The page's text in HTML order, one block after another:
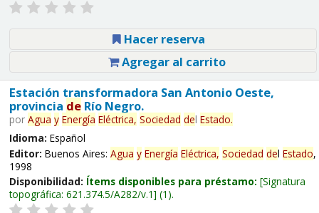
Hacer reserva
Agregar al carrito
Estación transformadora San Antonio Oeste,
provincia deRío Negro.
por Agua y Energía Eléctrica, Sociedad del Estado.
Idioma: Español
Editor: Buenos Aires: Agua y Energía Eléctrica, Sociedad del Estado,
1998
Disponibilidad: Ítems disponibles para préstamo: Signatura
topográfica: 621.374.5/A282/v.1 (1).